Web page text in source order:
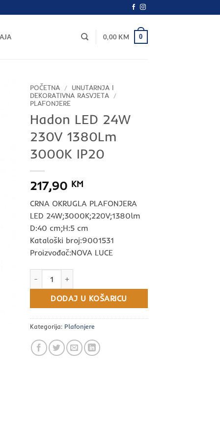
0,00 KM 0
POČETNA / UNUTARNJA I
DEKORATIVNA RASVJETA /
PLAFONJERE
Hadon LED 24W
230V 1380Lm
3000K IP20
217,90 KM
CRNA OKRUGLA PLAFONJERA
LED 24W;3000K;220V;1380lm
D:40 cm;H:5 cm
Kataloški broj:9001531
Proizvođač:NOVA LUCE
DODAJ U KOŠARICU
Kategorija: Plafonjere